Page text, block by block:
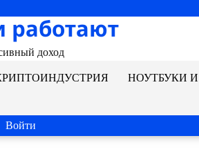
работают
доход
НОУТБУКИ
Войти